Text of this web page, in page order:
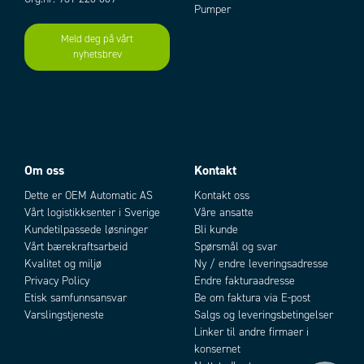
Add to existing cart row
Meld deg på vårt
nyhetsbrev
Pumper
Om oss
Dette er OEM Automatic AS
Vårt logistikksenter i Sverige
Kundetilpassede løsninger
Vårt bærekraftsarbeid
Kvalitet og miljø
Privacy Policy
Etisk samfunnsansvar
Varslingstjeneste
Kontakt
Kontakt oss
Våre ansatte
Bli kunde
Spørsmål og svar
Ny / endre leveringsadresse
Endre fakturaadresse
Be om faktura via E-post
Salgs og leveringsbetingelser
Linker til andre firmaer i
konsernet